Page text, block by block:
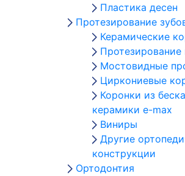
Пластика десен
Протезирование
Керамические
Протезирование
Мостовидные
Циркониевые
Коронки из
керамики e-max
Виниры
Другие
конструкции
Ортодонтия